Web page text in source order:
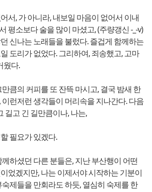
서, 가 아니라, 내보일 마음이 없어서 이내
평소보다 술을 많이 마셨고, (주량갱신 -_-v)
신나는 노래들을 불렀다. 즐겁게 함께하는
도리가 없었다. 그리하여, 죄송했고, 고마
웠다.
큼의 커피를 또 잔뜩 마시고, 결국 밤새 한
런저런 생각들이 머리속을 지나간다. 다음
길고 긴 길만큼이나, 나는,
필요가 있겠다.
하셨던 다른 분들은, 지난 부산행이 어떤
었겠지만, 나는 이제서야 시작하는 기분이
제들을 만회라도 하듯, 열심히 숙제를 한